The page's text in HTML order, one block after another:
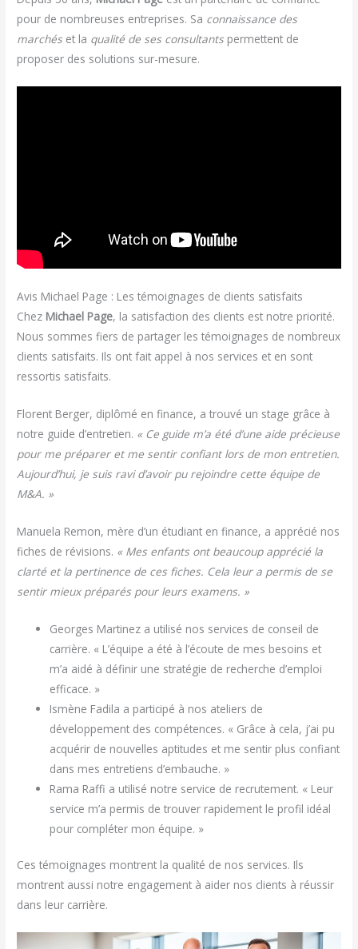
pour de nombreuses entreprises. Sa connaissance des
marchéset la qualité de ses consultantspermettent de
proposer des solutions sur-mesure.
Avis Michael Page : Les témoignages de clients satisfaits
Chez Michael Page, la satisfaction des clients est notre priorité.
Nous sommes fiers de partager les témoignages de nombreux
clients satisfaits. Ils ont fait appel à nos services et en sont
ressortis satisfaits.
Florent Berger, diplômé en finance, a trouvé un stage grâce à
notre guide d’entretien. « Ce guide m’a été d’une aide précieuse
pour me préparer et me sentir confiant lors de mon entretien.
Aujourd’hui, je suis ravi d’avoir pu rejoindre cette équipe de
M&A. »
Manuela Remon, mère d’un étudiant en finance, a apprécié nos
fiches de révisions. « Mes enfants ont beaucoup apprécié la
clarté et la pertinence de ces fiches. Cela leur a permis de se
sentir mieux préparés pour leurs examens. »
Georges Martinez a utilisé nos services de conseil de
carrière. « L’équipe a été à l’écoute de mes besoins et
m’a aidé à définir une stratégie de recherche d’emploi
efficace. »
Ismène Fadila a participé à nos ateliers de
développement des compétences. « Grâce à cela, j’ai pu
acquérir de nouvelles aptitudes et me sentir plus confiant
dans mes entretiens d’embauche. »
Rama Raffi a utilisé notre service de recrutement. « Leur
service m’a permis de trouver rapidement le profil idéal
pour compléter mon équipe. »
Ces témoignages montrent la qualité de nos services. Ils
montrent aussi notre engagement à aider nos clients à réussir
dans leur carrière.